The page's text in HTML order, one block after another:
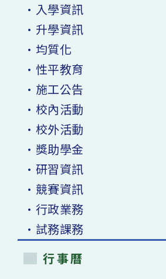
•入學資訊
•升學資訊
•均質化
•性平教育
•施工公告
•校內活動
•校外活動
•獎助學金
•研習資訊
•競賽資訊
•行政業務
•試務課務
行事曆